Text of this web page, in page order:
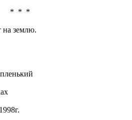
* * *
на землю.